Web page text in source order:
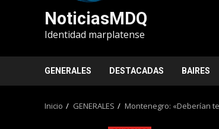
NoticiasMDQ
Identidad marplatense
GENERALES DESTACADAS BAIRES
Inicio GENERALES Montenegro: «Deberían